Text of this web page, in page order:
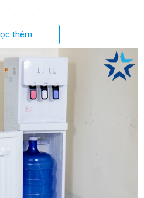
310x320x980
7.5
Công nghệ điện tử
thêm